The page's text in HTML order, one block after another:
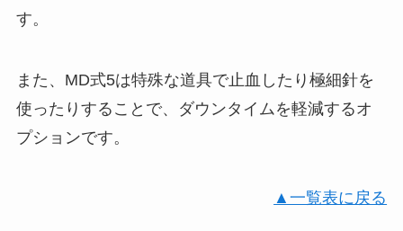
す。
また、MD式5は特殊な道具で止血したり極細針を
使ったりすることで、ダウンタイムを軽減するオ
プションです。
▲一覧表に戻る